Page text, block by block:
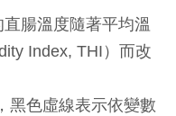
腸溫度隨著平均溫
Index, THI）而改
黑色虛線表示依變數